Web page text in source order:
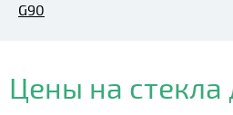
G90
Цены на стекла